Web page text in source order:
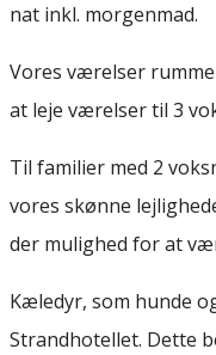
nat inkl. morgenmad.
Vores værelser
at leje værelser til 3
Til familier med 2
vores skønne
der mulighed for at
Kæledyr, som hunde
Strandhotellet. Dette